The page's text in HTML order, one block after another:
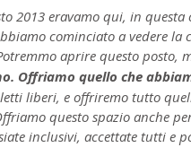
2013 eravamo qui, in
cominciato a vedere
aprire questo posto,
Offriamo quello che
liberi, e offriremo tutto
questo spazio anche
inclusivi, accettate tutti e